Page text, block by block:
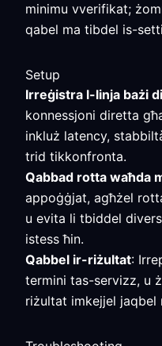
minimu vverifikat;
qabel ma tibdel is-
Setup
Irreġistra l-linja bażi
konnessjoni diretta
inkluż latency,
trid tikkonfronta.
Qabbad rotta waħda
appoġġjat, agħżel
u evita li tbiddel
istess ħin.
Qabbel ir-riżultat:
termini tas-servizz, u
riżultat imkejjel